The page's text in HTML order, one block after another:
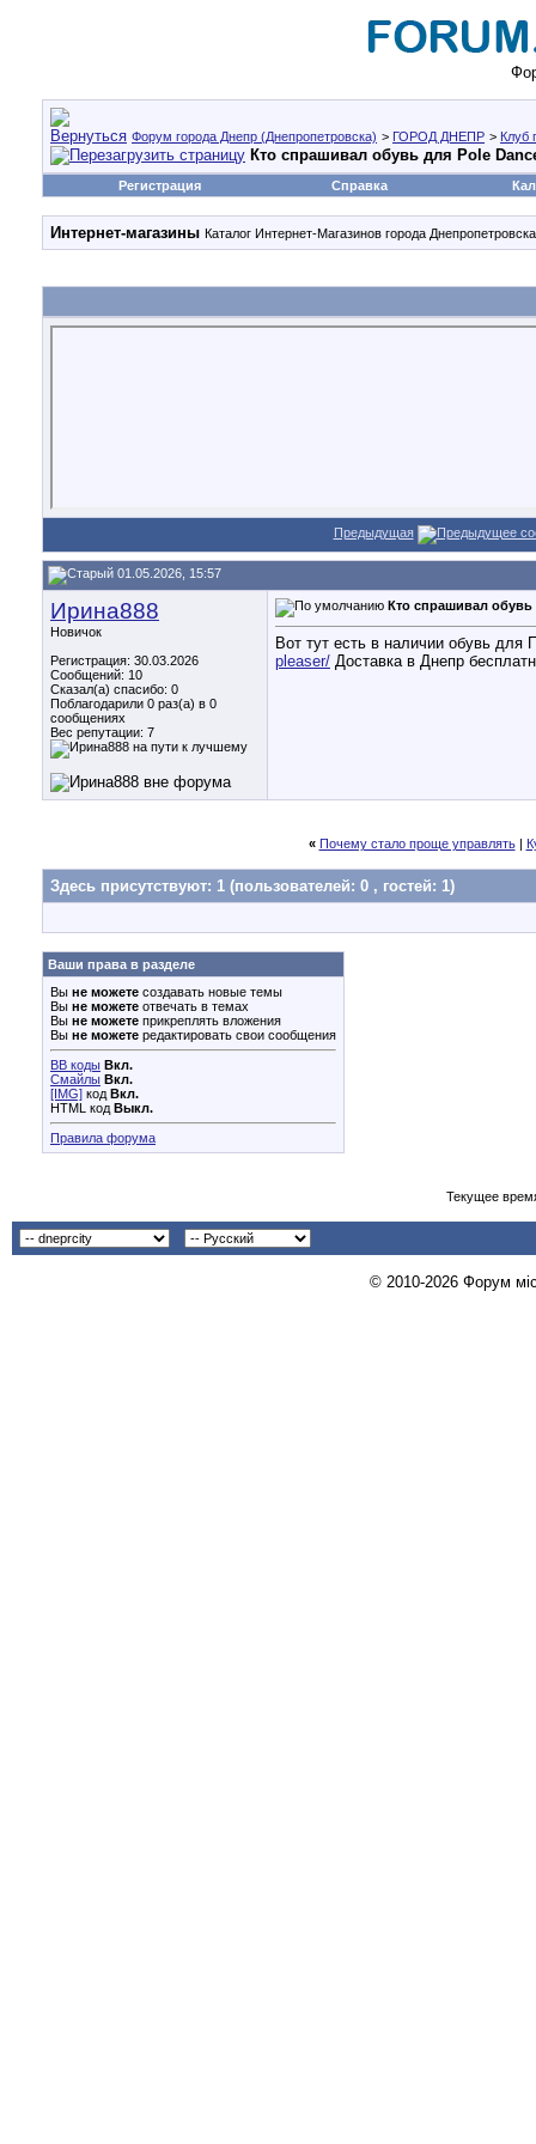
Форум города Днепр (Днепропетровска) > ГОРОД ДНЕПР > Клуб
Кто спрашивал обувь для Pole
Регистрация Справка
Интернет-магазины Каталог Интернет-Магазинов города Днепропетровска
Предыдущая
01.05.2026, 15:57
Ирина888
Новичок
Регистрация: 30.03.2026
Сообщений: 10
Сказал(а) спасибо: 0
Поблагодарили 0 раз(а) в 0
сообщениях
Вес репутации: 7
Кто спрашивал обувь
Вот тут есть в наличии обувь
pleaser/ Доставка в Днепр
« Почему стало проще управлять|
Здесь присутствуют: 1 (пользователей: 0 , гостей: 1)
Ваши права в разделе
Вы не можете создавать новые темы
Вы не можете отвечать в темах
Вы не можете прикреплять вложения
Вы не можете редактировать свои сообщения
BB коды Вкл.
Смайлы Вкл.
[IMG] код Вкл.
HTML код Выкл.
Правила форума
Текущее
© 2010-2026 Форум